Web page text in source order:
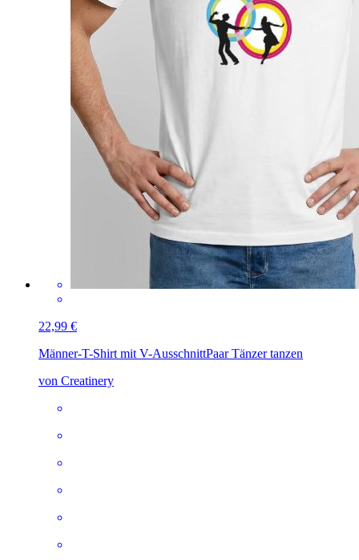
22,99 €
Männer-T-Shirt mit V-AusschnittPaar Tänzer tanzen
von Creatinery